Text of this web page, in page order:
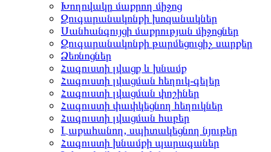
Խողովակը մաքրող միջոց
Զուգարանակոնքի խոզանակներ
Սանհանգույցի մաքրության միջոցներ
Զուգարանակոնքի թարմեցուցիչ սարքեր
Ձեռնոցներ
Հագուստի լվացք և խնամք
Հագուստի լվացման հեղուկ-գելեր
Հագուստի լվացման փոշիներ
Հագուստի փափկեցնող հեղուկներ
Հագուստի լվացման հաբեր
Լաքահանող, սպիտակեցնող նյութեր
Հագուստի խնամքի պարագաներ